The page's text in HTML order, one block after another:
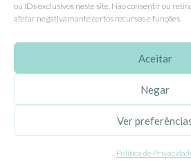
ou IDs exclusivos neste site. Não consentir ou
afetar negativamante certos recursos e funções.
Aceitar
Negar
Ver
Política de
Pinterest
EhGoom2026 Criado por